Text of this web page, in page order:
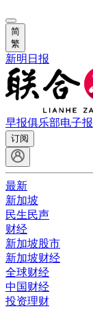
简
繁
新明日报
早报俱乐部电子报
订阅
最新
新加坡
民生民声
财经
新加坡股市
新加坡财经
全球财经
中国财经
投资理财